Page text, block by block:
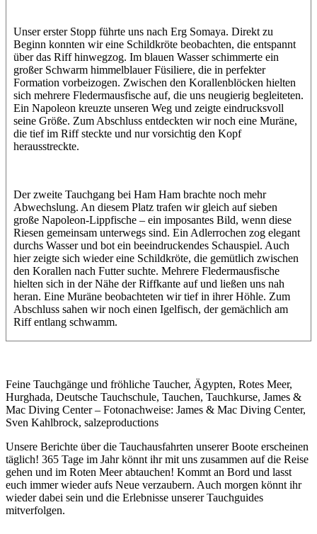
Unser erster Stopp führte uns nach Erg Somaya. Direkt zu
Beginn konnten wir eine Schildkröte beobachten, die entspannt
über das Riff hinwegzog. Im blauen Wasser schimmerte ein
großer Schwarm himmelblauer Füsiliere, die in perfekter
Formation vorbeizogen. Zwischen den Korallenblöcken hielten
sich mehrere Fledermausfische auf, die uns neugierig begleiteten.
Ein Napoleon kreuzte unseren Weg und zeigte eindrucksvoll
seine Größe. Zum Abschluss entdeckten wir noch eine Muräne,
die tief im Riff steckte und nur vorsichtig den Kopf
herausstreckte.
Der zweite Tauchgang bei Ham Ham brachte noch mehr
Abwechslung. An diesem Platz trafen wir gleich auf sieben
große Napoleon-Lippfische – ein imposantes Bild, wenn diese
Riesen gemeinsam unterwegs sind. Ein Adlerrochen zog elegant
durchs Wasser und bot ein beeindruckendes Schauspiel. Auch
hier zeigte sich wieder eine Schildkröte, die gemütlich zwischen
den Korallen nach Futter suchte. Mehrere Fledermausfische
hielten sich in der Nähe der Riffkante auf und ließen uns nah
heran. Eine Muräne beobachteten wir tief in ihrer Höhle. Zum
Abschluss sahen wir noch einen Igelfisch, der gemächlich am
Riff entlang schwamm.
Feine Tauchgänge und fröhliche Taucher, Ägypten, Rotes Meer,
Hurghada, Deutsche Tauchschule, Tauchen, Tauchkurse, James &
Mac Diving Center – Fotonachweise: James & Mac Diving Center,
Sven Kahlbrock, salzeproductions
Unsere Berichte über die Tauchausfahrten unserer Boote erscheinen
täglich! 365 Tage im Jahr könnt ihr mit uns zusammen auf die Reise
gehen und im Roten Meer abtauchen! Kommt an Bord und lasst
euch immer wieder aufs Neue verzaubern. Auch morgen könnt ihr
wieder dabei sein und die Erlebnisse unserer Tauchguides
mitverfolgen.